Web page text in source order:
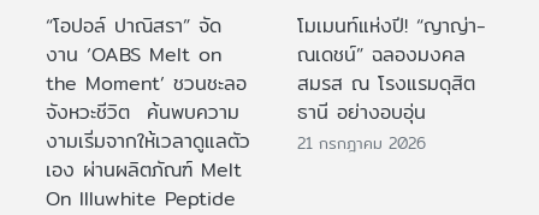
“โอปอล์ ปาณิสรา” จัด
งาน ‘OABS Melt on
the Moment’ ชวนชะลอ
จังหวะชีวิต ค้นพบความ
งามเริ่มจากให้เวลาดูแลตัว
เอง ผ่านผลิตภัณฑ์ Melt
On Illuwhite Peptide
โมเมนท์แห่งปี! “ญาญ่า-
ณเดชน์” ฉลองมงคล
สมรส ณ โรงแรมดุสิต
ธานี อย่างอบอุ่น
21 กรกฎาคม 2026